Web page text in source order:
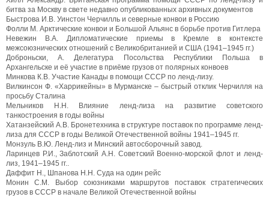
битва за Москву в свете недавно опубликованных архивных документов
Быстрова И.В. Уинстон Черчилль и северные конвои в Россию
Фолли М. Арктические конвои и Большой Альянс в борьбе против Гитлера
Невежин В.А. Дипломатические приемы в Кремле в контексте
межсоюзнических отношений с Великобританией и США (1941–1945 гг.)
Доброньски, А. Делегатура Посольства Республики Польша в
Архангельске и её участие в приёме грузов от полярных конвоев
Минкова К.В. Участие Канады в помощи СССР по ленд-лизу.
Вилкинсон Ф. «Харрикейны» в Мурманске – быстрый отклик Черчилля на
просьбу Сталина
Мельников Н.Н. Влияние ленд-лиза на развитие советского
танкостроения в годы войны
Хатанзейский А.В. Бронетехника в структуре поставок по программе ленд-
лиза для СССР в годы Великой Отечественной войны 1941–1945 гг.
Монзуль В.Ю. Ленд-лиз и Минский автосборочный завод.
Ларинцев Р.И., Заблотский А.Н. Советский Военно-морской флот и ленд-
лиз, 1941–1945 гг..
Даффит Н., Шпанова Н.Н. Суда на один рейс
Монин С.М. Выбор союзниками маршрутов поставок стратегических
грузов в СССР в начале Великой Отечественной войны